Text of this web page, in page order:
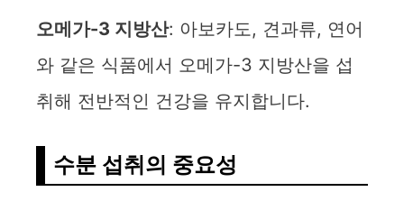
오메가-3 지방산: 아보카도, 견과류, 연어
와 같은 식품에서 오메가-3 지방산을 섭
취해 전반적인 건강을 유지합니다.
수분 섭취의 중요성